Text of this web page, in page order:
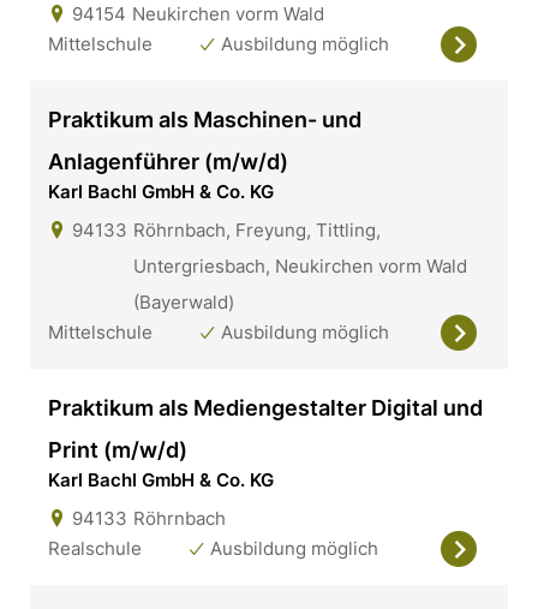
94154 Neukirchen vorm Wald
Mittelschule
Ausbildung möglich
Praktikum als Maschinen- und
Anlagenführer (m/w/d)
Karl Bachl GmbH & Co. KG
94133 Röhrnbach, Freyung, Tittling,
Untergriesbach, Neukirchen vorm Wald
(Bayerwald)
Mittelschule
Ausbildung möglich
Praktikum als Mediengestalter Digital und
Print (m/w/d)
Karl Bachl GmbH & Co. KG
94133 Röhrnbach
Realschule
Ausbildung möglich